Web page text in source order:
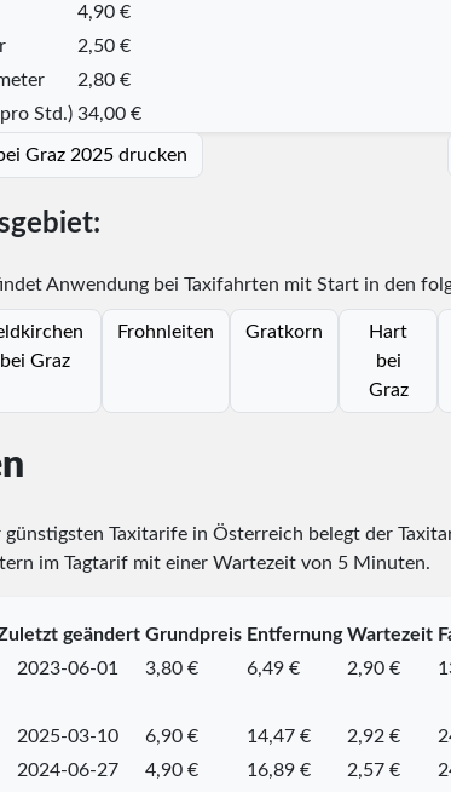
4,90 €
2,50 €
2,80 €
Std.) 34,00 €
Graz 2025 drucken
Anwendung bei Taxifahrten mit Start in den
bei Graz
Frohnleiten Gratkorn
Hart
bei
Graz
günstigsten Taxitarife in Österreich belegt der
im Tagtarif mit einer Wartezeit von 5 Minuten.
geändert Grundpreis Entfernung Wartezeit
2023-06-01 3,80 € 6,49 € 2,90 €
2025-03-10 6,90 € 14,47 € 2,92 €
2024-06-27 4,90 € 16,89 € 2,57 €